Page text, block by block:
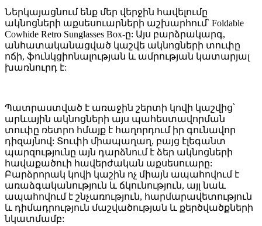
Ներկայացնում ենք մեր վերջին հավելումը
ակնոցների աքսեսուարների աշխարհում՝ Foldable
Cowhide Retro Sunglasses Box-ը: Այս բարձրակարգ,
անհատականացված կաշվե ակնոցների տուփը
ոճի, ֆունկցիոնալության և ամրության կատարյալ
խառնուրդ է:
Պատրաստված է առաջին շերտի կովի կաշվից՝
արևային ակնոցների այս պահեստավորման
տուփը ռետրո հմայք է հաղորդում իր գունավոր
դիզայնով: Տուփի միապաղաղ, բայց էլեգանտ
պարզությունը այն դարձնում է ձեր ակնոցների
հավաքածուի հավերժական աքսեսուարը:
Բարձրորակ կովի կաշին ոչ միայն ապահովում է
առաձգականություն և ճկունություն, այլ նաև
ապահովում է շնչառություն, հարմարավետություն
և դիմադրություն մաշվածության և քերծվածքների
նկատմամբ: